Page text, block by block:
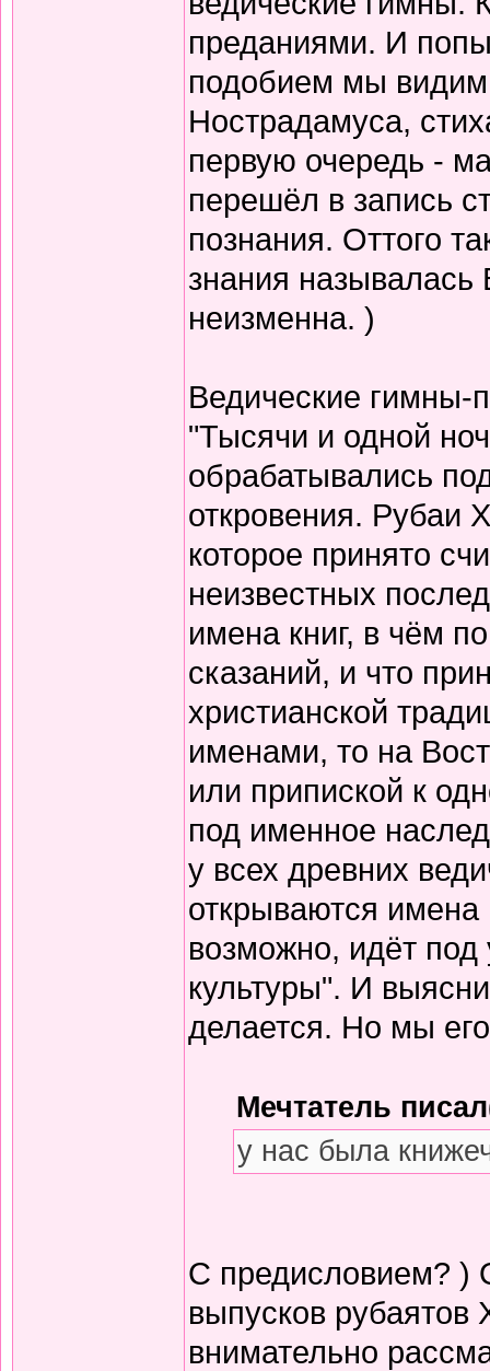
преданиями. И
подобием мы видим
Нострадамуса,
первую очередь -
перешёл в запись
познания. Оттого
знания
неизменна. )
Ведические гимны-
"Тысячи и одной
обрабатывались
откровения. Рубаи
которое принято
неизвестных
имена книг, в чём
сказаний, и что
христианской
именами, то на
или припиской к
под именное
у всех древних
открываются имена
возможно, идёт под
культуры". И
делается. Но мы
Мечтатель
у нас была
С предисловием? )
выпусков рубаятов
внимательно